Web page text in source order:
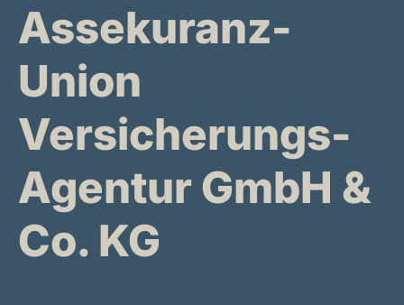
Assekuranz-
Union
Versicherungs-
Agentur GmbH &
Co. KG